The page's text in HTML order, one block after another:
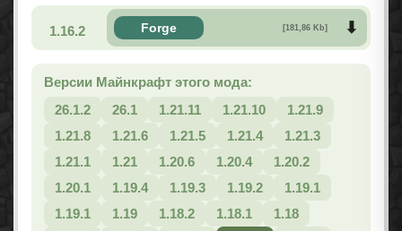
1.16.2 Forge [181,86 Kb]
Версии Майнкрафт этого мода:
26.1.2
26.1 1.21.11 1.21.10
1.21.9
1.21.8
1.21.6 1.21.5 1.21.4
1.21.3
1.21.1
1.21 1.20.6 1.20.4
1.20.2
1.20.1
1.19.4 1.19.3 1.19.2
1.19.1
1.19.1
1.19 1.18.2 1.18.1
1.18